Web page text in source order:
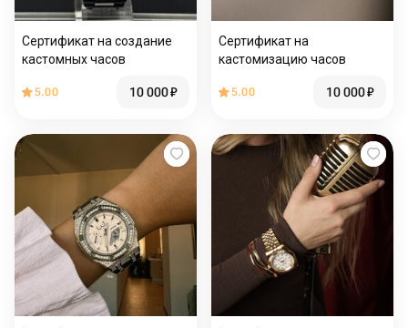
Сертификат на создание
кастомных часов
5.00 10 000₽
Сертификат на
кастомизацию часов
5.00 10 000₽